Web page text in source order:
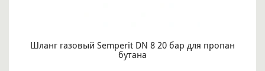
Шланг газовый Semperit DN 8 20 бар для пропан
бутана